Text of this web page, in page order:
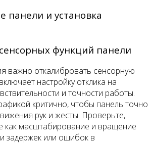
панели и установка
функций панели
важно откалибровать сенсорную
настройку отклика на
и точности работы.
критично, чтобы панель точно
рук и жесты. Проверьте,
как масштабирование и вращение
задержек или ошибок в